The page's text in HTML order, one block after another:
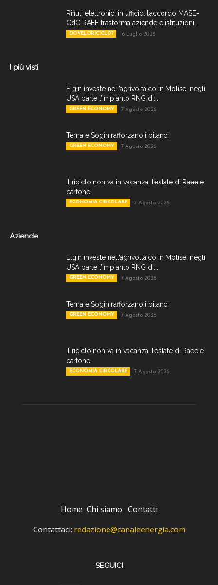
Rifiuti elettronici in ufficio: l’accordo MASE-
CdC RAEE trasforma aziende e istituzioni...
DOVELORICICLO? 16 Luglio 2026
I più visti
Elgin investe nell’agrivoltaico in Molise, negli
USA parte l’impianto RNG di...
GREEN ECONOMY 7 Agosto 2026
Terna e Sogin rafforzano i bilanci
GREEN ECONOMY 7 Agosto 2026
Il riciclo non va in vacanza, l’estate di Raee e
cartone
ECONOMIA CIRCOLARE 7 Agosto 2026
Aziende
Elgin investe nell’agrivoltaico in Molise, negli
USA parte l’impianto RNG di...
GREEN ECONOMY 7 Agosto 2026
Terna e Sogin rafforzano i bilanci
GREEN ECONOMY 7 Agosto 2026
Il riciclo non va in vacanza, l’estate di Raee e
cartone
ECONOMIA CIRCOLARE 7 Agosto 2026
Home Chi siamo Contatti
Contattaci: redazione@canaleenergia.com
SEGUICI